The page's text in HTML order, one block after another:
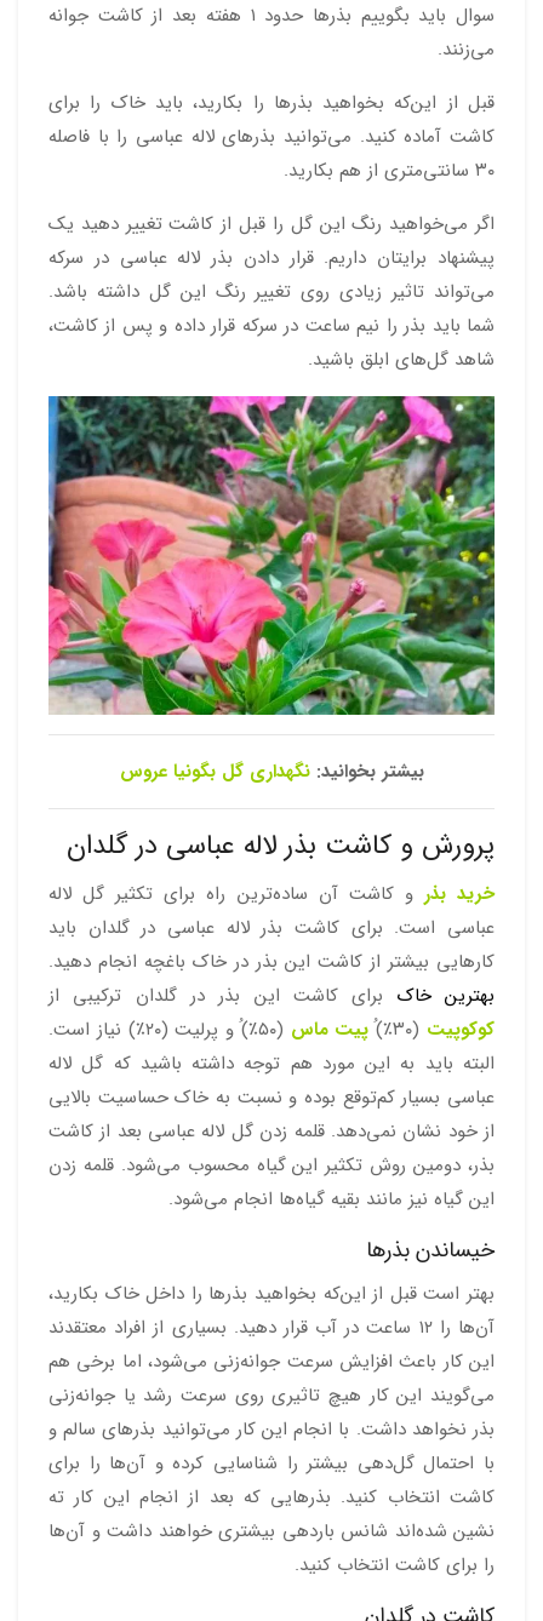
سوال باید بگوییم بذرها حدود ۱ هفته بعد از کاشت جوانه
می‌زنند.
قبل از این‌که بخواهید بذرها را بکارید، باید خاک را برای
کاشت آماده کنید. می‌توانید بذرهای لاله عباسی را با فاصله
۳۰ سانتی‌متری از هم بکارید.
اگر می‌خواهید رنگ این گل را قبل از کاشت تغییر دهید یک
پیشنهاد برایتان داریم. قرار دادن بذر لاله عباسی در سرکه
می‌تواند تاثیر زیادی روی تغییر رنگ این گل داشته باشد.
شما باید بذر را نیم ساعت در سرکه قرار داده و پس از کاشت،
شاهد گل‌های ابلق باشید.
بیشتر بخوانید:نگهداری گل بگونیا عروس
پرورش و کاشت بذر لاله عباسی در گلدان
خرید بذر و کاشت آن ساده‌ترین راه برای تکثیر گل لاله
عباسی است. برای کاشت بذر لاله عباسی در گلدان باید
کارهایی بیشتر از کاشت این بذر در خاک باغچه انجام دهید.
بهترین خاک برای کاشت این بذر در گلدان ترکیبی از
کوکوپیت (۳۰٪)ُ پیت ماس
(۵۰٪)ُ و پرلیت (۲۰٪) نیاز است.
البته باید به این مورد هم توجه داشته باشید که گل لاله
عباسی بسیار کم‌توقع بوده و نسبت به خاک حساسیت بالایی
از خود نشان نمی‌دهد. قلمه زدن گل لاله عباسی بعد از کاشت
بذر، دومین روش تکثیر این گیاه محسوب می‌شود. قلمه زدن
این گیاه نیز مانند بقیه گیاه‌ها انجام می‌شود.
خیساندن بذرها
بهتر است قبل از این‌که بخواهید بذرها را داخل خاک بکارید،
آن‌ها را ۱۲ ساعت در آب قرار دهید. بسیاری از افراد معتقدند
این کار باعث افزایش سرعت جوانه‌زنی می‌شود، اما برخی هم
می‌گویند این کار هیچ تاثیری روی سرعت رشد یا جوانه‌زنی
بذر نخواهد داشت. با انجام این کار می‌توانید بذرهای سالم و
با احتمال گل‌دهی بیشتر را شناسایی کرده و آن‌ها را برای
کاشت انتخاب کنید. بذرهایی که بعد از انجام این کار ته
نشین شده‌اند شانس باردهی بیشتری خواهند داشت و آن‌ها
را برای کاشت انتخاب کنید.